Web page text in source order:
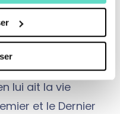
Adam, envoyé
pour nous
« Dieu a tant
son Fils unique
lui ait la vie
et le Dernier